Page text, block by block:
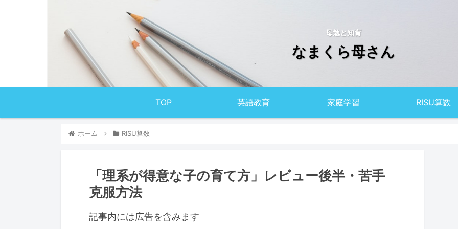
母勉と知育
なまくら母さん
TOP 英語教育 家庭学習 RISU算数
ホーム RISU算数
「理系が得意な子の育て方」レビュー後半・苦手
克服方法
記事内には広告を含みます